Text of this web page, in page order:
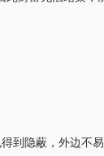
隐蔽，外边不